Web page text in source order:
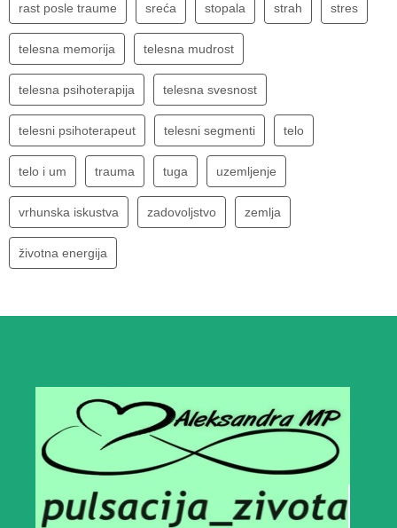
rast posle traume sreća stopala strah stres
telesna memorija telesna mudrost
telesna psihoterapija telesna svesnost
telesni psihoterapeut telesni segmenti telo
telo i um trauma tuga uzemljenje
vrhunska iskustva zadovoljstvo zemlja
životna energija